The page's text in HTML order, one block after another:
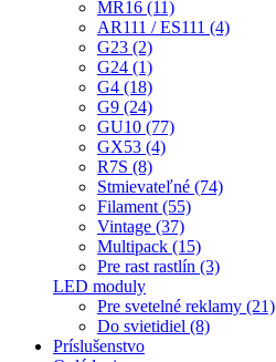
MR16 (11)
AR111 / ES111 (4)
G23 (2)
G24 (1)
G4 (18)
G9 (24)
GU10 (77)
GX53 (4)
R7S (8)
Stmievateľné (74)
Filament (55)
Vintage (37)
Multipack (15)
Pre rast rastlín (3)
LED moduly
Pre svetelné reklamy (21)
Do svietidiel (8)
Príslušenstvo